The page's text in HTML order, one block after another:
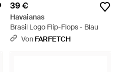
39 €
Havaianas
Brasil Logo Flip-Flops - Blau
Von FARFETCH